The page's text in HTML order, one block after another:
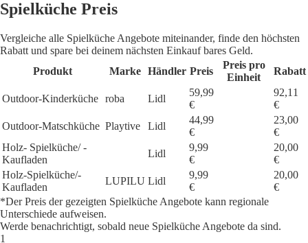
Spielküche Preis
Vergleiche alle Spielküche Angebote miteinander, finde den höchsten
Rabatt und spare bei deinem nächsten Einkauf bares Geld.
Produkt
Marke Händler Preis
Preis pro
Einheit
Rabatt
Outdoor-Kinderküche roba Lidl
59,99
€
92,11
€
Outdoor-Matschküche Playtive Lidl
44,99
€
23,00
€
Holz- Spielküche/ -
Kaufladen
Lidl
9,99
€
20,00
€
Holz-Spielküche/-
Kaufladen
LUPILU Lidl
9,99
€
20,00
€
*Der Preis der gezeigten Spielküche Angebote kann regionale
Unterschiede aufweisen.
Werde benachrichtigt, sobald neue Spielküche Angebote da sind.